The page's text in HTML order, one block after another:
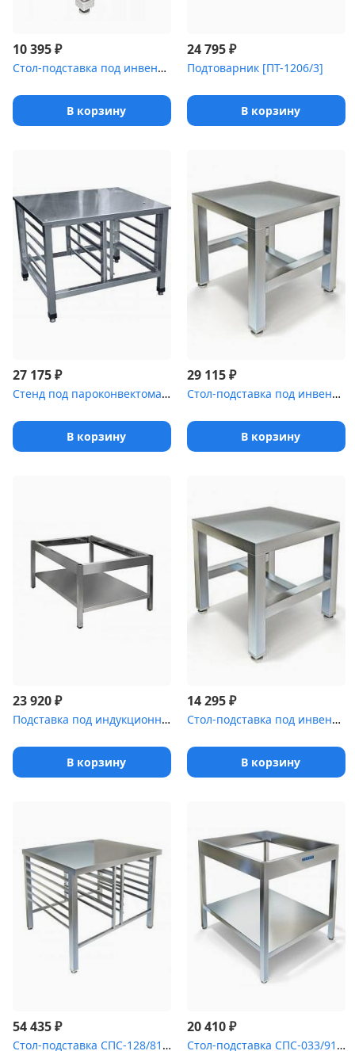
10 395₽
Стол-подставка под инвентарь СПС-711/404
В корзину
24 795₽
Подтоварник [ПТ-1206/3]
В корзину
27 175₽
Стенд под пароконвектомат [ПК-10]
В корзину
29 115₽
Стол-подставка под инвентарь СПС-122/804
В корзину
23 920₽
Подставка под индукционную плиту Luxstahl ПИ [6-912]
В корзину
14 295₽
Стол-подставка под инвентарь СПС-132/404
В корзину
54 435₽
Стол-подставка СПС-128/817 под пароконвектомат RATIONAL CM, откры...
20 410₽
Стол-подставка СПС-033/918 под печь для пиццы PIZZA GROUP Entry M...